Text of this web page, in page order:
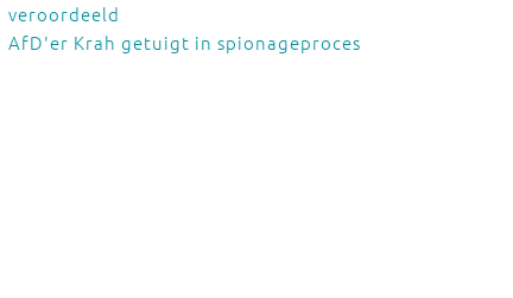
veroordeeld
AfD'er Krah getuigt in spionageproces